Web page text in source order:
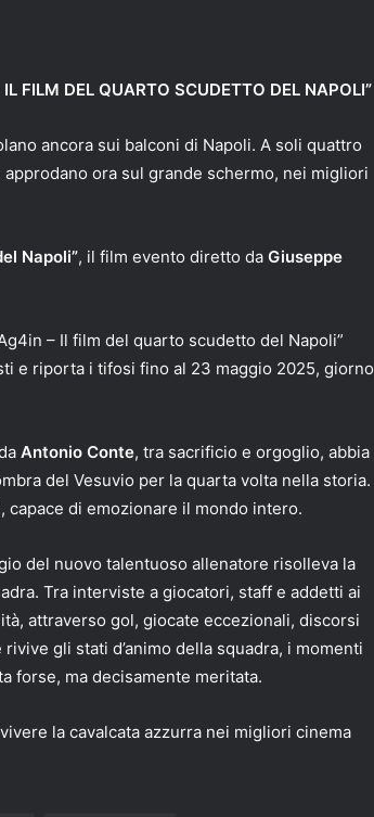
FILM DEL QUARTO SCUDETTO DEL NAPOLI”
ancora sui balconi di Napoli. A soli quattro
ora sul grande schermo, nei migliori
Napoli”, il film evento diretto da Giuseppe
– Il film del quarto scudetto del Napoli”
e riporta i tifosi fino al 23 maggio 2025, giorno
Antonio Conte, tra sacrificio e orgoglio, abbia
del Vesuvio per la quarta volta nella storia.
capace di emozionare il mondo intero.
del nuovo talentuoso allenatore risolleva la
Tra interviste a giocatori, staff e addetti ai
attraverso gol, giocate eccezionali, discorsi
gli stati d’animo della squadra, i momenti
forse, ma decisamente meritata.
la cavalcata azzurra nei migliori cinema